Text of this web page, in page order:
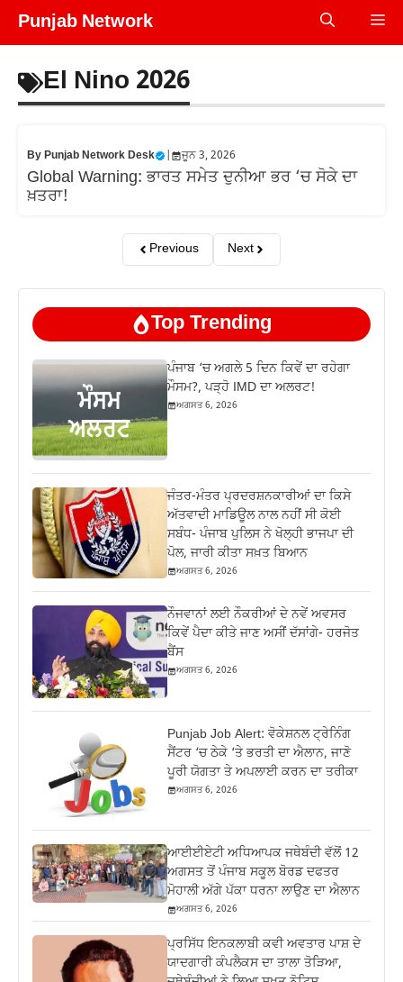
Skip
Punjab Network
El Nino 2026
ByPunjab Network Desk ਜੂਨ 3, 2026
Global Warning: ਭਾਰਤ ਸਮੇਤ ਦੁਨੀਆ ਭਰ ‘ਚ ਸੋਕੇ ਦਾ
ਖ਼ਤਰਾ!
Previous Next
Top Trending
ਪੰਜਾਬ ‘ਚ ਅਗਲੇ 5 ਦਿਨ ਕਿਵੇਂ ਦਾ ਰਹੇਗਾ
ਮੌਸਮ?, ਪੜ੍ਹੋ IMD ਦਾ ਅਲਰਟ!
ਅਗਸਤ 6, 2026
ਜੰਤਰ-ਮੰਤਰ ਪ੍ਰਦਰਸ਼ਨਕਾਰੀਆਂ ਦਾ ਕਿਸੇ
ਅੱਤਵਾਦੀ ਮਾਡਿਊਲ ਨਾਲ ਨਹੀਂ ਸੀ ਕੋਈ
ਸਬੰਧ- ਪੰਜਾਬ ਪੁਲਿਸ ਨੇ ਖੋਲ੍ਹੀ ਭਾਜਪਾ ਦੀ
ਪੋਲ, ਜਾਰੀ ਕੀਤਾ ਸਖ਼ਤ ਬਿਆਨ
ਅਗਸਤ 6, 2026
ਨੌਜਵਾਨਾਂ ਲਈ ਨੌਕਰੀਆਂ ਦੇ ਨਵੇਂ ਅਵਸਰ
ਕਿਵੇਂ ਪੈਦਾ ਕੀਤੇ ਜਾਣ ਅਸੀਂ ਦੱਸਾਂਗੇ- ਹਰਜੋਤ
ਬੈਂਸ
ਅਗਸਤ 6, 2026
Punjab Job Alert: ਵੋਕੇਸ਼ਨਲ ਟ੍ਰੇਨਿੰਗ
ਸੈਂਟਰ ‘ਚ ਠੇਕੇ ‘ਤੇ ਭਰਤੀ ਦਾ ਐਲਾਨ, ਜਾਣੋ
ਪੂਰੀ ਯੋਗਤਾ ਤੇ ਅਪਲਾਈ ਕਰਨ ਦਾ ਤਰੀਕਾ
ਅਗਸਤ 6, 2026
ਆਈਈਏਟੀ ਅਧਿਆਪਕ ਜਥੇਬੰਦੀ ਵੱਲੋਂ 12
ਅਗਸਤ ਤੋਂ ਪੰਜਾਬ ਸਕੂਲ ਬੋਰਡ ਦਫਤਰ
ਮੋਹਾਲੀ ਅੱਗੇ ਪੱਕਾ ਧਰਨਾ ਲਾਉਣ ਦਾ ਐਲਾਨ
ਅਗਸਤ 6, 2026
ਪ੍ਰਸਿੱਧ ਇਨਕਲਾਬੀ ਕਵੀ ਅਵਤਾਰ ਪਾਸ਼ ਦੇ
ਯਾਦਗਾਰੀ ਕੰਪਲੈਕਸ ਦਾ ਤਾਲਾ ਤੋੜਿਆ,